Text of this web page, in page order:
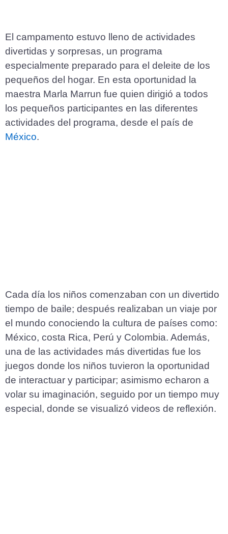
El campamento estuvo lleno de actividades
divertidas y sorpresas, un programa
especialmente preparado para el deleite de los
pequeños del hogar. En esta oportunidad la
maestra Marla Marrun fue quien dirigió a todos
los pequeños participantes en las diferentes
actividades del programa, desde el país de
México.
Cada día los niños comenzaban con un divertido
tiempo de baile; después realizaban un viaje por
el mundo conociendo la cultura de países como:
México, costa Rica, Perú y Colombia. Además,
una de las actividades más divertidas fue los
juegos donde los niños tuvieron la oportunidad
de interactuar y participar; asimismo echaron a
volar su imaginación, seguido por un tiempo muy
especial, donde se visualizó videos de reflexión.